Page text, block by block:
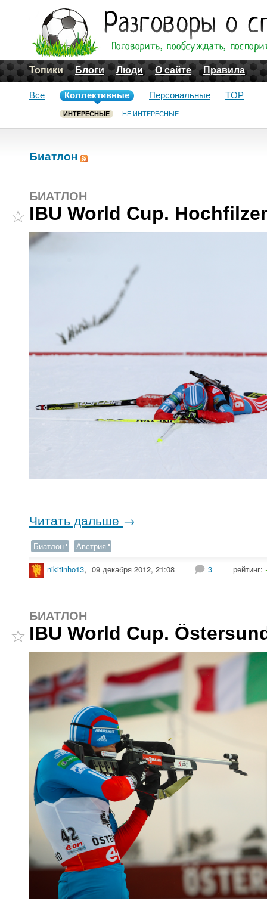
Топики Блоги Люди О сайте Правила
Все Коллективные
ИНТЕРЕСНЫЕ НЕ ИНТЕРЕСНЫЕ
Персональные TOP
Биатлон
БИАТЛОН
IBU World Cup.
Читать дальше →
Биатлон Австрия
nikitinho13, 09 декабря 2012, 21:08 3 рейтинг:
БИАТЛОН
IBU World Cup.